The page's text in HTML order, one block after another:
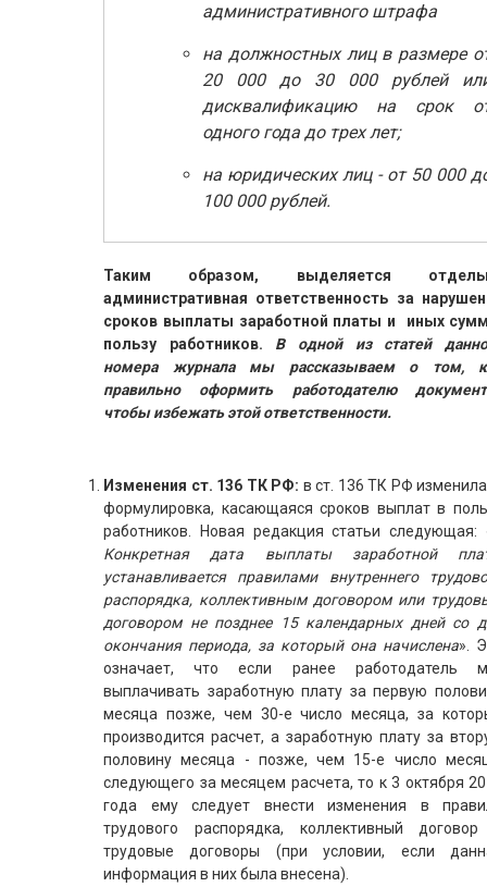
административного штрафа
на должностных лиц в размере
20 000 до 30 000 рублей
дисквалификацию на срок
одного года до трех лет;
на юридических лиц - от 50 000
100 000 рублей.
Таким образом, выделяется
административная ответственность за
сроков выплаты заработной платы и иных
пользу работников. В одной из статей
номера журнала мы рассказываем о том,
правильно оформить работодателю
чтобы избежать этой ответственности.
Изменения ст. 136 ТК РФ: в ст. 136 ТК РФ
формулировка, касающаяся сроков выплат в
работников. Новая редакция статьи следующая:
Конкретная дата выплаты заработной
устанавливается правилами внутреннего
распорядка, коллективным договором или
договором не позднее 15 календарных дней со
окончания периода, за который она начислена».
означает, что если ранее работодатель
выплачивать заработную плату за первую
месяца позже, чем 30-е число месяца, за
производится расчет, а заработную плату за
половину месяца - позже, чем 15-е число
следующего за месяцем расчета, то к 3 октября
года ему следует внести изменения в
трудового распорядка, коллективный
трудовые договоры (при условии, если
информация в них была внесена).